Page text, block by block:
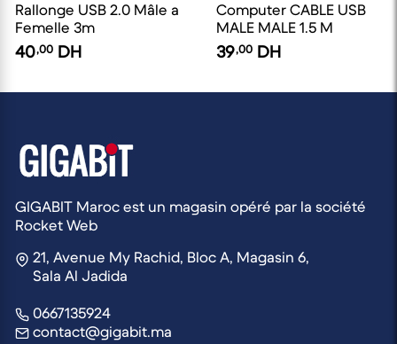
Rallonge USB 2.0 Mâle a
Femelle 3m
40,00 DH
Computer CABLE USB
MALE MALE 1.5 M
39,00 DH
GIGABIT Maroc est un magasin opéré par la société
Rocket Web
21, Avenue My Rachid, Bloc A, Magasin 6,
Sala Al Jadida
0667135924
contact@gigabit.ma